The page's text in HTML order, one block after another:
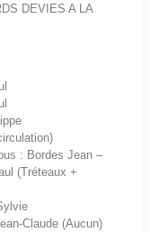
DEVIES A LA
: Bordes Jean –
(Tréteaux +
Claude (Aucun)